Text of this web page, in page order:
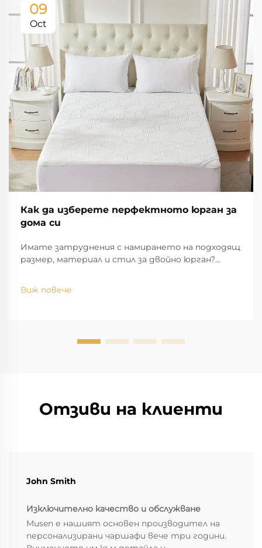
09
Oct
Как да изберете перфектното юрган за
дома си
Имате затруднения с намирането на подходящ
размер, материал и стил за двойно юрган?
дизайн за комфорт и естетика. Вземете
експертни съвети днес.
Виж повече
Отзиви на клиенти
John Smith
Изключително качество и обслужване
Musen е нашият основен производител на
персонализирани чаршафи вече три години.